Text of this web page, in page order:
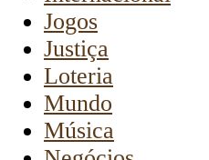
Jogos
Justiça
Loteria
Mundo
Música